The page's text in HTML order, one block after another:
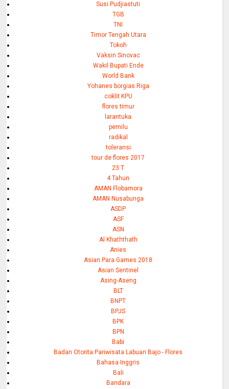
Susi Pudjiastuti
TGB
TNI
Timor Tengah Utara
Tokoh
Vaksin Sinovac
Wakil Bupati Ende
World Bank
Yohanes borgias Riga
coklit KPU
flores timur
larantuka
pemilu
radikal
toleransi
tour de flores 2017
23 T
4 Tahun
AMAN Flobamora
AMAN Nusabunga
ASDP
ASF
ASN
Al Khaththath
Anies
Asian Para Games 2018
Asian Sentinel
Asing-Aseng
BLT
BNPT
BPJS
BPK
BPN
Babi
Badan Otorita Pariwisata Labuan Bajo - Flores
Bahasa Inggris
Bali
Bandara